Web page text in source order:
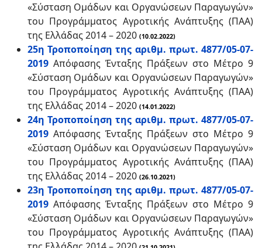
«Σύσταση Ομάδων και Οργανώσεων Παραγωγών»
του Προγράμματος Αγροτικής Ανάπτυξης (ΠΑΑ)
της Ελλάδας 2014 – 2020 (10.02.2022)
25η Τροποποίηση της αριθμ. πρωτ. 4877/05-07-
2019 Απόφασης Ένταξης Πράξεων στο Μέτρο 9
«Σύσταση Ομάδων και Οργανώσεων Παραγωγών»
του Προγράμματος Αγροτικής Ανάπτυξης (ΠΑΑ)
της Ελλάδας 2014 – 2020 (14.01.2022)
24η Τροποποίηση της αριθμ. πρωτ. 4877/05-07-
2019 Απόφασης Ένταξης Πράξεων στο Μέτρο 9
«Σύσταση Ομάδων και Οργανώσεων Παραγωγών»
του Προγράμματος Αγροτικής Ανάπτυξης (ΠΑΑ)
της Ελλάδας 2014 – 2020 (26.10.2021)
23η Τροποποίηση της αριθμ. πρωτ. 4877/05-07-
2019 Απόφασης Ένταξης Πράξεων στο Μέτρο 9
«Σύσταση Ομάδων και Οργανώσεων Παραγωγών»
του Προγράμματος Αγροτικής Ανάπτυξης (ΠΑΑ)